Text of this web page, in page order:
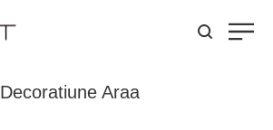
Decoratiune Araa